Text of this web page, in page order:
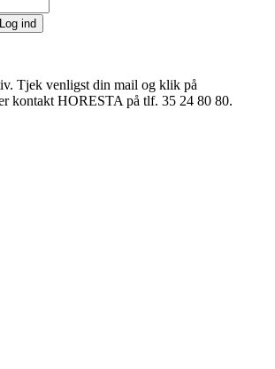
Tjek venligst din mail og klik på
kontakt HORESTA på tlf. 35 24 80 80.